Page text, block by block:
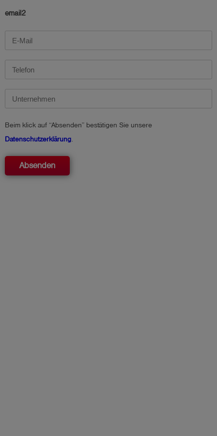
email2
Beim klick auf “Absenden” bestätigen Sie unsere
Datenschutzerklärung.
Absenden